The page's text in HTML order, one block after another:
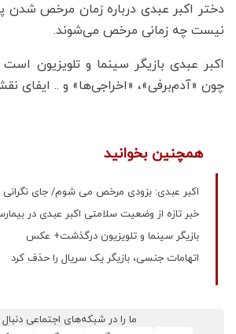
دختر اکبر عبدی درباره زمان مرخص
نیست چه زمانی مرخص می‌شوند.
اکبر عبدی بازیگر سینما و تلویزیون
چون «آدم‌برفی»، «اخراجی‌ها» و .. ایفای
همچنین بخوانید
اکبر عبدی: بزودی مرخص می شوم/ جای
خبر تازه از وضعیت سلامتی اکبر عبدی در
بازیگر سینما و تلویزیون درگذشت+ عکس
اتهامات جنسی، بازیگر یک سریال را حذف کرد
ما را در شبکه‌های اجتماعی